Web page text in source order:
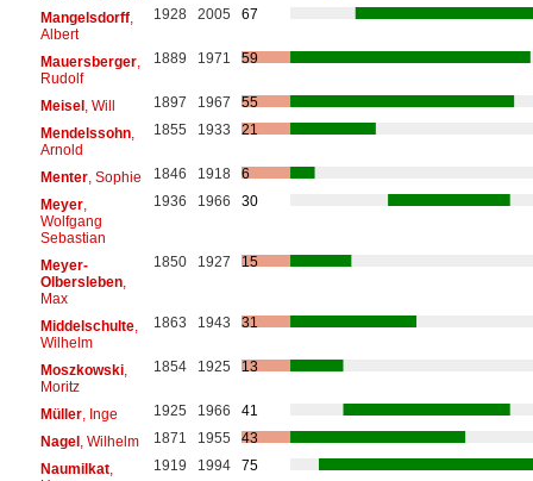
Mangelsdorff,
Albert
1928 2005 67
Mauersberger,
Rudolf
1889 1971 59
Meisel, Will 1897 1967
55
Mendelssohn,
Arnold
1855 1933 21
Menter, Sophie 1846 1918
6
Meyer,
Wolfgang
Sebastian
1936 1966 30
Meyer-
Olbersleben,
Max
1850 1927 15
Middelschulte,
Wilhelm
1863 1943 31
Moszkowski,
Moritz
1854 1925 13
Müller, Inge 1925 1966
41
Nagel, Wilhelm 1871 1955
43
Naumilkat,
1919 1994 75